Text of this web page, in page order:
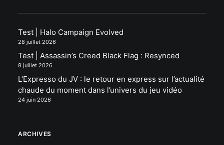
Test | Halo Campaign Evolved
28 juillet 2026
Test | Assassin’s Creed Black Flag : Resynced
8 juillet 2026
L’Expresso du JV : le retour en express sur l’actualité
chaude du moment dans l’univers du jeu vidéo
24 juin 2026
ARCHIVES